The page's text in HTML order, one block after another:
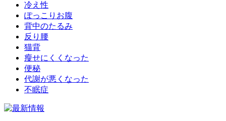
冷え性
ぽっこりお腹
背中のたるみ
反り腰
猫背
瘦せにくくなった
便秘
代謝が悪くなった
不眠症